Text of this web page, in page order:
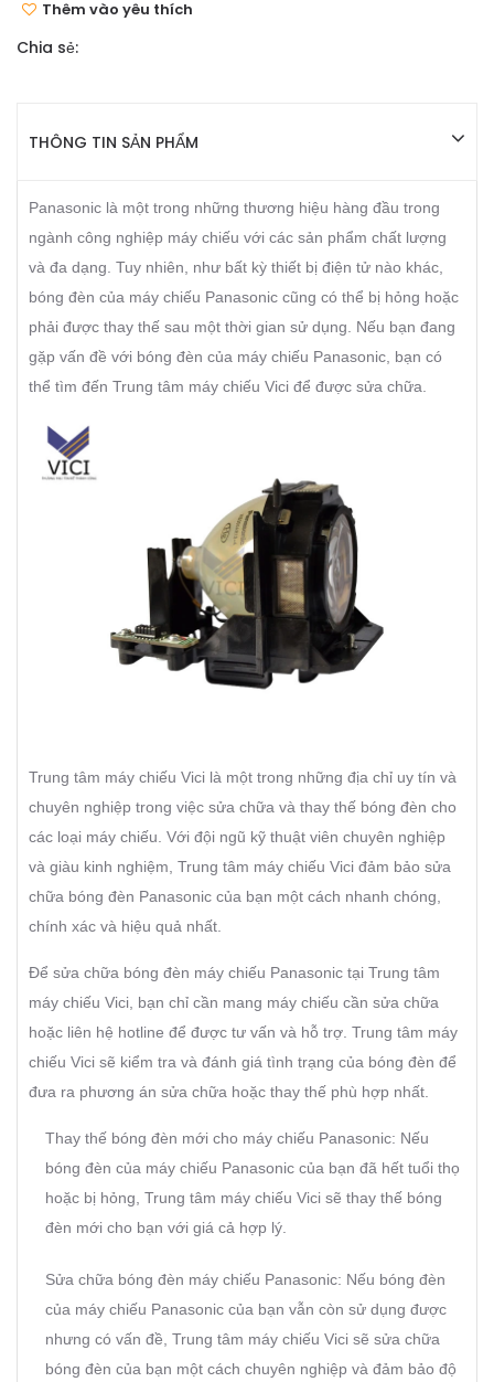
Thêm vào yêu thích
Chia sẻ:
THÔNG TIN SẢN PHẨM
Panasonic là một trong những thương hiệu hàng đầu trong
ngành công nghiệp máy chiếu với các sản phẩm chất lượng
và đa dạng. Tuy nhiên, như bất kỳ thiết bị điện tử nào khác,
bóng đèn của máy chiếu Panasonic cũng có thể bị hỏng hoặc
phải được thay thế sau một thời gian sử dụng. Nếu bạn đang
gặp vấn đề với bóng đèn của máy chiếu Panasonic, bạn có
thể tìm đến Trung tâm máy chiếu Vici để được sửa chữa.
Trung tâm máy chiếu Vici là một trong những địa chỉ uy tín và
chuyên nghiệp trong việc sửa chữa và thay thế bóng đèn cho
các loại máy chiếu. Với đội ngũ kỹ thuật viên chuyên nghiệp
và giàu kinh nghiệm, Trung tâm máy chiếu Vici đảm bảo sửa
chữa bóng đèn Panasonic của bạn một cách nhanh chóng,
chính xác và hiệu quả nhất.
Để sửa chữa bóng đèn máy chiếu Panasonic tại Trung tâm
máy chiếu Vici, bạn chỉ cần mang máy chiếu cần sửa chữa
hoặc liên hệ hotline để được tư vấn và hỗ trợ. Trung tâm máy
chiếu Vici sẽ kiểm tra và đánh giá tình trạng của bóng đèn để
đưa ra phương án sửa chữa hoặc thay thế phù hợp nhất.
Thay thế bóng đèn mới cho máy chiếu Panasonic: Nếu
bóng đèn của máy chiếu Panasonic của bạn đã hết tuổi thọ
hoặc bị hỏng, Trung tâm máy chiếu Vici sẽ thay thế bóng
đèn mới cho bạn với giá cả hợp lý.
Sửa chữa bóng đèn máy chiếu Panasonic: Nếu bóng đèn
của máy chiếu Panasonic của bạn vẫn còn sử dụng được
nhưng có vấn đề, Trung tâm máy chiếu Vici sẽ sửa chữa
bóng đèn của bạn một cách chuyên nghiệp và đảm bảo độ